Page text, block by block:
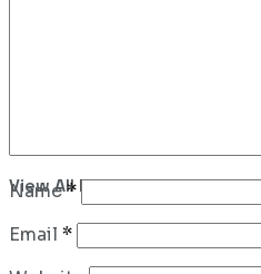
View All Result
Name*
Email *